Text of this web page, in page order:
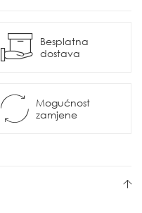
Besplatna
dostava
Mogućnost
zamjene